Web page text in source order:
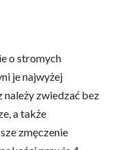
o stromych
je najwyżej
należy zwiedzać bez
a także
zmęczenie